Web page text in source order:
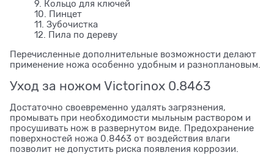
9. Кольцо для ключей
10. Пинцет
11. Зубочистка
12. Пила по дереву
Перечисленные дополнительные возможности делают
применение ножа особенно удобным и разноплановым.
Уход за ножом Victorinox 0.8463
Достаточно своевременно удалять загрязнения,
промывать при необходимости мыльным раствором и
просушивать нож в развернутом виде. Предохранение
поверхностей ножа 0.8463 от воздействия влаги
позволит не допустить риска появления коррозии.